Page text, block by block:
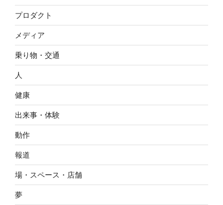
プロダクト
メディア
乗り物・交通
人
健康
出来事・体験
動作
報道
場・スペース・店舗
夢